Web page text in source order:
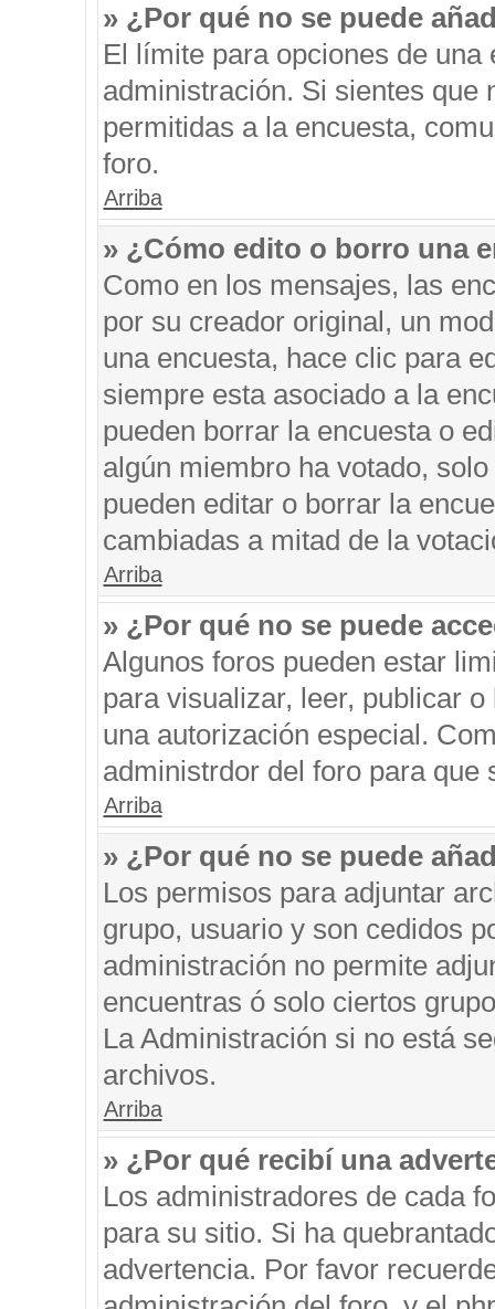
» ¿Por qué no se puede
El límite para opciones de una
administración. Si sientes que
permitidas a la encuesta,
foro.
Arriba
» ¿Cómo edito o borro una
Como en los mensajes, las
por su creador original, un
una encuesta, hace clic para
siempre esta asociado a la
pueden borrar la encuesta o
algún miembro ha votado,
pueden editar o borrar la
cambiadas a mitad de la
Arriba
» ¿Por qué no se puede
Algunos foros pueden estar
para visualizar, leer, publicar
una autorización especial.
administrdor del foro para que
Arriba
» ¿Por qué no se puede
Los permisos para adjuntar
grupo, usuario y son cedidos
administración no permite
encuentras ó solo ciertos
La Administración si no está
archivos.
Arriba
» ¿Por qué recibí una
Los administradores de cada
para su sitio. Si ha
advertencia. Por favor